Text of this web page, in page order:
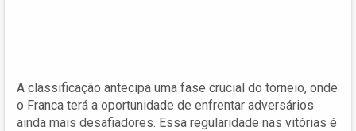
A classificação antecipa uma fase crucial do torneio, onde
o Franca terá a oportunidade de enfrentar adversários
ainda mais desafiadores. Essa regularidade nas vitórias é